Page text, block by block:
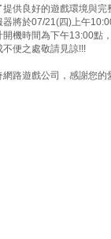
提供良好的遊戲環境與完
器將於07/21(四)上午
開機時間為下午13:00點
不便之處敬請見諒!!!
網路遊戲公司，感謝您的